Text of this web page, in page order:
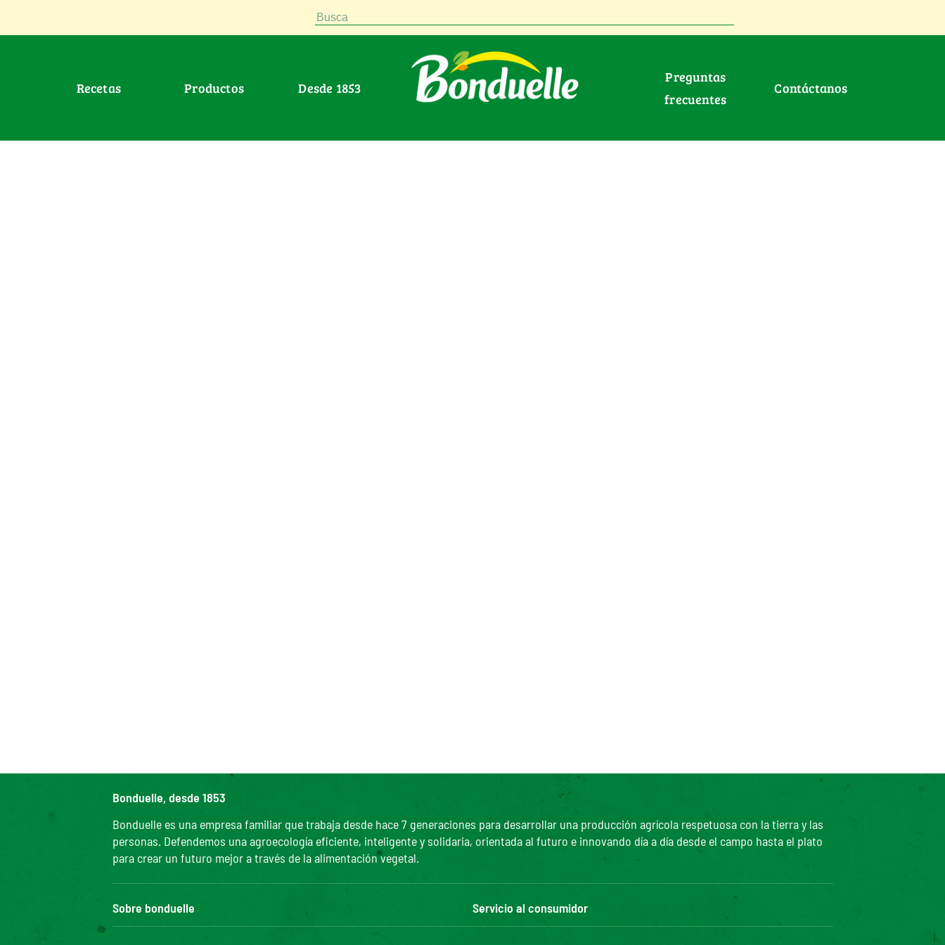
Busca
Recetas Productos Desde 1853
Preguntas
frecuentes
Contáctanos
Bonduelle, desde 1853
Bonduelle es una empresa familiar que trabaja desde hace 7 generaciones para desarrollar una producción agrícola respetuosa con la tierra y las
personas. Defendemos una agroecología eficiente, inteligente y solidaria, orientada al futuro e innovando día a día desde el campo hasta el plato
para crear un futuro mejor a través de la alimentación vegetal.
Sobre bonduelle
Servicio al consumidor